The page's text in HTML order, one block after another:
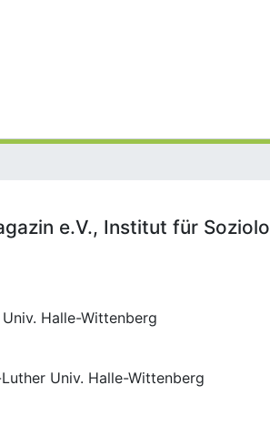
e.V., Institut für
Halle-Wittenberg
Univ. Halle-Wittenberg